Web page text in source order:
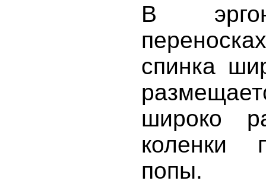
В
спинка
широко
коленки
попы.